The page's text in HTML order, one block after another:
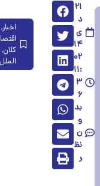
۲۱
د
ی
۱۴
۰۲
۱۱:
۳
۶
بد
و
ن
نظ
ر
اخبار,
کلان,
الملل